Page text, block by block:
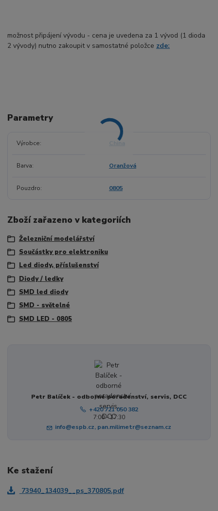
možnost připájení vývodu - cena je uvedena za 1 vývod (1 dioda
2 vývody) nutno zakoupit v samostatné položce zde:
Parametry
Výrobce China
Barva Oranžová
Pouzdro 0805
Zboží zařazeno v kategoriích
Železniční modelářství
Součástky pro elektroniku
Led diody, příslušenství
Diody / ledky
SMD led diody
SMD - světelné
SMD LED - 0805
Petr Balíček - odborné poradenství, servis, DCC
+420 721 050 382
7:00 - 17:30
info@espb.cz, pan.milimetr@seznam.cz
Ke stažení
73940_134039__ps_370805.pdf